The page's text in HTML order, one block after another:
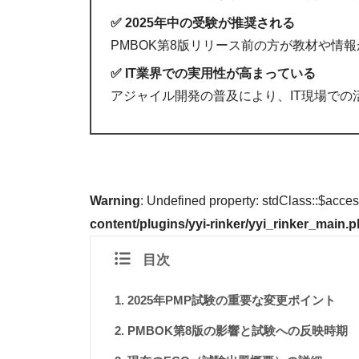
✅ 2025年中の受験が推奨される
PMBOK第8版リリース前の方が教材や情
✅ IT業界での実用性が高まっている
アジャイル開発の普及により、IT現場での
Warning: Undefined property:
content/plugins/yyi-rinker/
目次
2025年PMP試験の重要な変更ポイント
PMBOK第8版の影響と試験への反映時期